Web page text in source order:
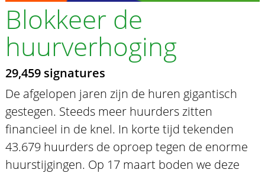
Blokkeer de
huurverhoging
29,459 signatures
De afgelopen jaren zijn de huren gigantisch
gestegen. Steeds meer huurders zitten
financieel in de knel. In korte tijd tekenden
43.679 huurders de oproep tegen de enorme
huurstijgingen. Op 17 maart boden we deze